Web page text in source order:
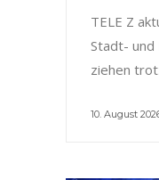
TELE Z
Stadt- und
ziehen
10. August